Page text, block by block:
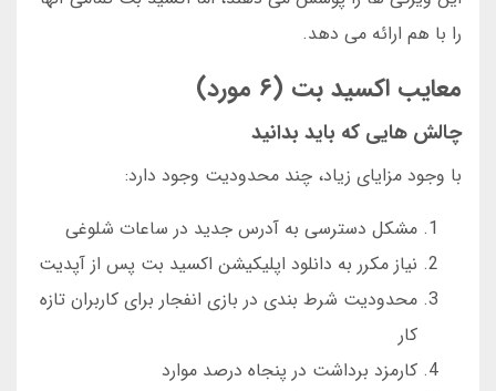
را با هم ارائه می دهد.
معایب اکسید بت (۶ مورد)
چالش هایی که باید بدانید
با وجود مزایای زیاد، چند محدودیت وجود دارد:
مشکل دسترسی به آدرس جدید در ساعات شلوغی
نیاز مکرر به دانلود اپلیکیشن اکسید بت پس از آپدیت
محدودیت شرط بندی در بازی انفجار برای کاربران تازه
کار
کارمزد برداشت در پنجاه درصد موارد